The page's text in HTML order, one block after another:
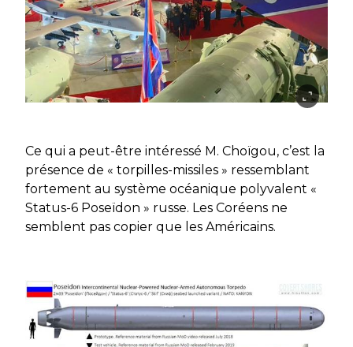
Ce qui a peut-être intéressé M. Choïgou, c’est la
présence de « torpilles-missiles » ressemblant
fortement au système océanique polyvalent «
Status-6 Poseïdon » russe. Les Coréens ne
semblent pas copier que les Américains.